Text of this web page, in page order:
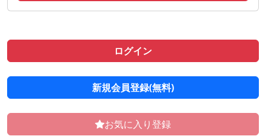
ログイン
新規会員登録(無料)
お気に入り登録